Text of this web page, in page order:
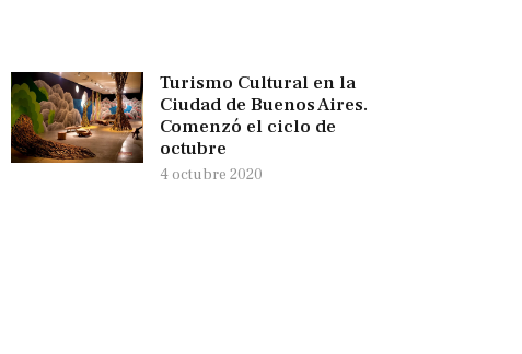
Turismo Cultural en la
Ciudad de Buenos Aires.
Comenzó el ciclo de
octubre
4 octubre 2020